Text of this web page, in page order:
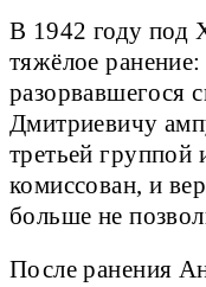
В 1942 году под
тяжёлое
разорвавшегося
Дмитриевичу
третьей группой
комиссован, и
больше не
После ранения